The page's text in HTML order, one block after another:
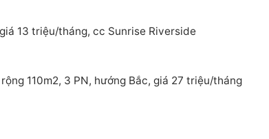
13 triệu/tháng, cc Sunrise Riverside
110m2, 3 PN, hướng Bắc, giá 27 triệu/tháng